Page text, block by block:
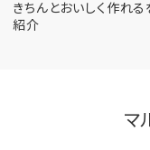
きちんとおいしく作れる
紹介
マ